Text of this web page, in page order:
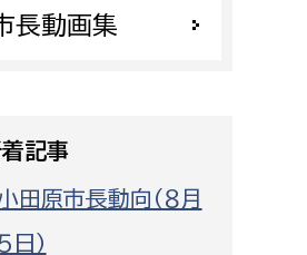
計画課
長動画集
記事
田原市長動向（８月
５日）